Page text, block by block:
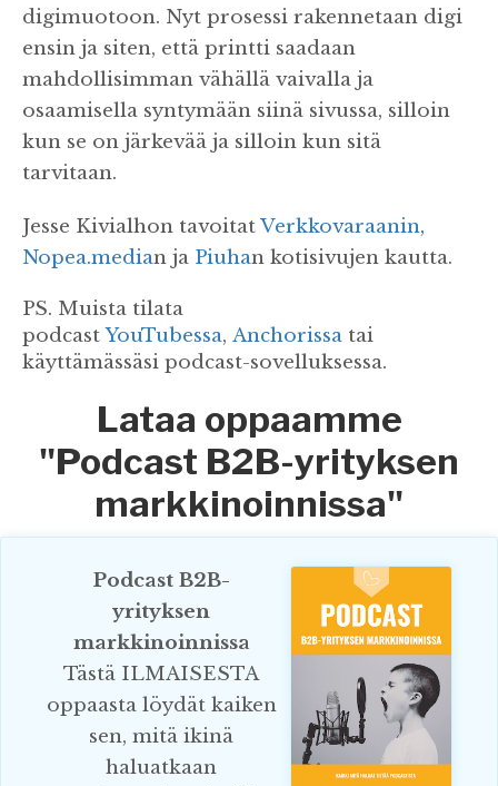
digimuotoon. Nyt prosessi rakennetaan digi
ensin ja siten, että printti saadaan
mahdollisimman vähällä vaivalla ja
osaamisella syntymään siinä sivussa, silloin
kun se on järkevää ja silloin kun sitä
tarvitaan.
Jesse Kivialhon tavoitatVerkkovaraanin,
Nopea.median ja Piuhan kotisivujen kautta.
PS. Muista tilata
podcastYouTubessa, Anchorissa tai
käyttämässäsi podcast-sovelluksessa.
Lataa oppaamme
"Podcast B2B-yrityksen
markkinoinnissa"
Podcast B2B-
yrityksen
markkinoinnissa
Tästä ILMAISESTA
oppaasta löydät kaiken
sen, mitä ikinä
haluatkaan